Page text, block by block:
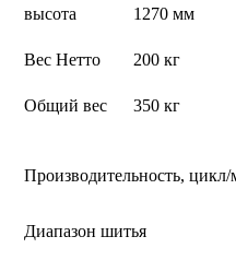
высота 1270 мм
Вес Нетто 200 кг
Общий вес 350 кг
Производительность,
Диапазон шитья